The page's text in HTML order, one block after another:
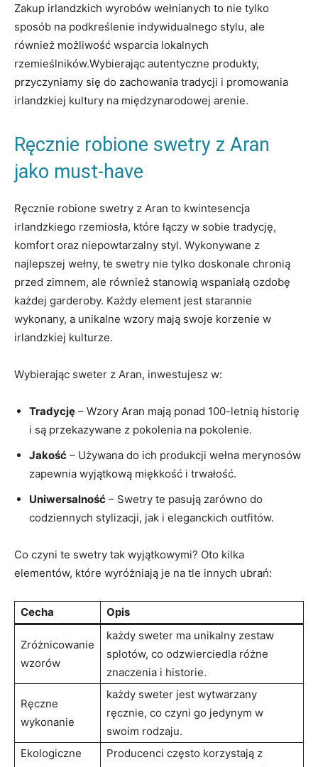
Zakup irlandzkich wyrobów wełnianych to nie tylko
sposób na podkreślenie indywidualnego stylu, ale
również możliwość wsparcia lokalnych
rzemieślników.Wybierając autentyczne produkty,
przyczyniamy się do zachowania tradycji i promowania
irlandzkiej kultury na międzynarodowej arenie.
Ręcznie robione swetry z Aran
jako must-have
Ręcznie robione swetry z Aran to kwintesencja
irlandzkiego rzemiosła, które łączy w sobie tradycję,
komfort oraz niepowtarzalny styl. Wykonywane z
najlepszej wełny, te swetry nie tylko doskonale chronią
przed zimnem, ale również stanowią wspaniałą ozdobę
każdej garderoby. Każdy element jest starannie
wykonany, a unikalne wzory mają swoje korzenie w
irlandzkiej kulturze.
Wybierając sweter z Aran, inwestujesz w:
Tradycję – Wzory Aran mają ponad 100-letnią historię
i są przekazywane z pokolenia na pokolenie.
Jakość – Używana do ich produkcji wełna merynosów
zapewnia wyjątkową miękkość i trwałość.
Uniwersalność – Swetry te pasują zarówno do
codziennych stylizacji, jak i eleganckich outfitów.
Co czyni te swetry tak wyjątkowymi? Oto kilka
elementów, które wyróżniają je na tle innych ubrań:
Cecha Opis
Zróżnicowanie
wzorów
każdy sweter ma unikalny zestaw
splotów, co odzwierciedla różne
znaczenia i historie.
Ręczne
wykonanie
każdy sweter jest wytwarzany
ręcznie, co czyni go jedynym w
swoim rodzaju.
Ekologiczne
Producenci często korzystają z